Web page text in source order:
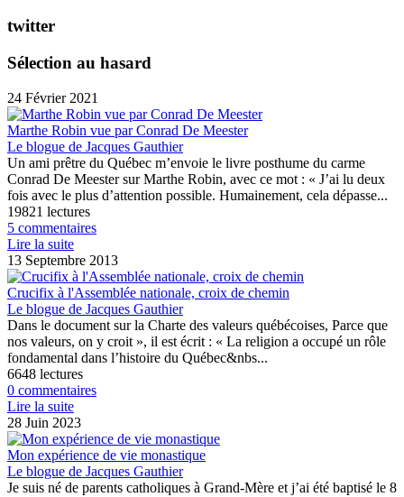
twitter
Sélection au hasard
24 Février 2021
Marthe Robin vue par Conrad De Meester
Le blogue de Jacques Gauthier
Un ami prêtre du Québec m’envoie le livre posthume du carme
Conrad De Meester sur Marthe Robin, avec ce mot : « J’ai lu deux
fois avec le plus d’attention possible. Humainement, cela dépasse...
19821 lectures
5 commentaires
Lire la suite
13 Septembre 2013
Crucifix à l'Assemblée nationale, croix de chemin
Le blogue de Jacques Gauthier
Dans le document sur la Charte des valeurs québécoises, Parce que
nos valeurs, on y croit », il est écrit : « La religion a occupé un rôle
fondamental dans l’histoire du Québec&nbs...
6648 lectures
0 commentaires
Lire la suite
28 Juin 2023
Mon expérience de vie monastique
Le blogue de Jacques Gauthier
Je suis né de parents catholiques à Grand-Mère et j’ai été baptisé le 8